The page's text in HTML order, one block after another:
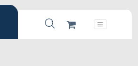
Products search